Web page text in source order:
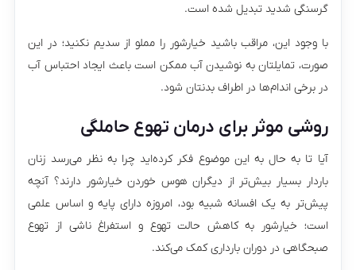
گرسنگی شدید تبدیل شده است.
با وجود این، مراقب باشید خیارشور را مملو از سدیم نکنید؛ در این
صورت، تمایلتان به نوشیدن آب ممکن است باعث ایجاد احتباس آب
در برخی اندام‌ها در اطراف بدنتان شود.
روشی موثر برای درمان تهوع حاملگی
آیا تا به حال به این موضوع فکر کرده‌اید چرا به نظر می‌رسد زنان
باردار بسیار بیش‌تر از دیگران هوس خوردن خیارشور دارند؟ آنچه
پیش‌تر به یک افسانه شبیه بود، امروزه دارای پایه و اساس علمی
است؛ خیارشور به کاهش حالت تهوع و استفراغ ناشی از تهوع
صبحگاهی در دوران بارداری کمک می‌کند.